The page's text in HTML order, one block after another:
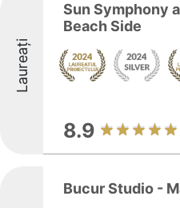
Laureați
Sun Symphony
Beach Side
8.9
Bucur Studio -